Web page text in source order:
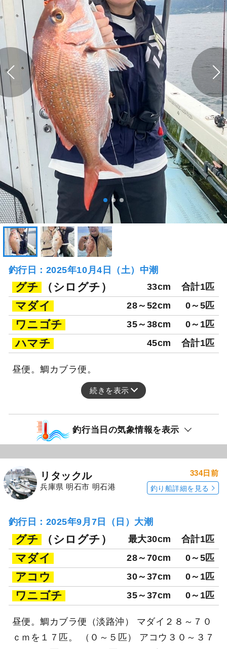
釣行日：2025年10月4日（土）中潮
グチ （シログチ） 33cm 合計1匹
マダイ 28～52cm 0～5匹
ワニゴチ 35～38cm 0～1匹
ハマチ 45cm 合計1匹
昼便。鯛カブラ便。
続きを表示
釣行当日の気象情報を表示
リタックル
兵庫県 明石市 明石港
334日前
釣り船詳細を見る
釣行日：2025年9月7日（日）大潮
グチ （シログチ） 最大30cm 合計1匹
マダイ 28～70cm 0～5匹
アコウ 30～37cm 0～1匹
ワニゴチ 35～37cm 0～1匹
昼便。鯛カブラ便（淡路沖） マダイ２８～７０
ｃｍを１７匹。 （０～５匹） アコウ３０～３７